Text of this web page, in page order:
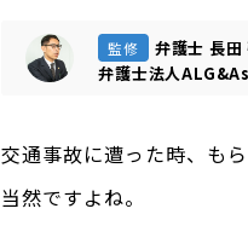
監修
弁護士 長田
弁護士法人
交通事故に遭った時、も
当然ですよね。